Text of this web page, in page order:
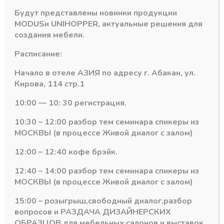
Гардеробная система MODUS
штанги овальной
TR04
49,75₽
Артикул: TR04
для полок из стекла
PDS-A00 Серебро
617,24
Будут представлены новинки продукции
MODUSи UNIHOPPER, актуальные решения для
создания мебели.
Расписание:
Начало в отеле АЗИЯ по адресу г. Абакан, ул.
Кирова, 114 стр.1
10:00 — 10: 30 регистрация.
10:30 – 12:00 разбор тем семинара спикеры из
МОСКВЫ (в процессе Живой диалог с залом)
12:00 – 12:40 кофе брэйк.
12:40 – 14:00 разбор тем семинара спикеры из
МОСКВЫ (в процессе Живой диалог с залом)
15:00 – розыгрыш,свободный диалог,разбор
вопросов и РАЗДАЧА ДИЗАЙНЕРСКИХ